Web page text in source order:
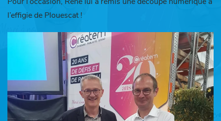
l’effigie de Plouescat !